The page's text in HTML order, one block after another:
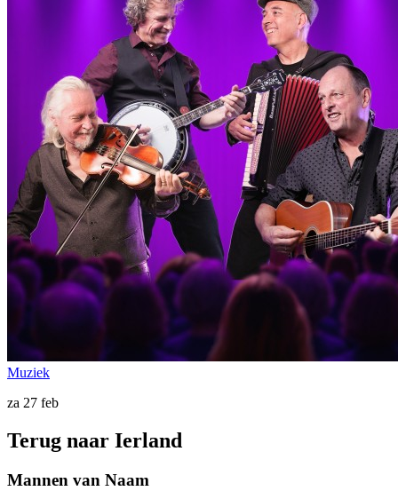
Muziek
za 27 feb
Terug naar Ierland
Mannen van Naam